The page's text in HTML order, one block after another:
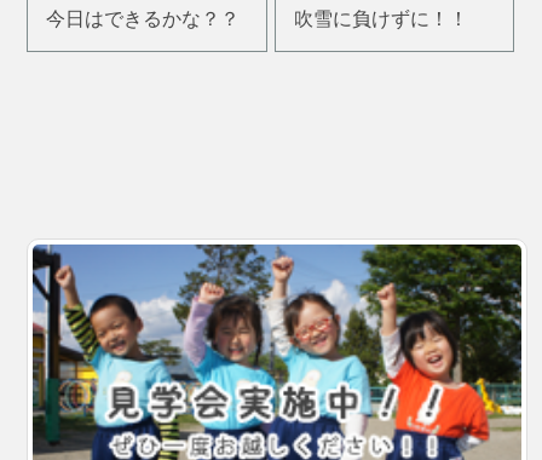
今日はできるかな？？ 吹雪に負けずに！！